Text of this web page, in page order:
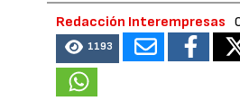
Redacción Interempresas
1193